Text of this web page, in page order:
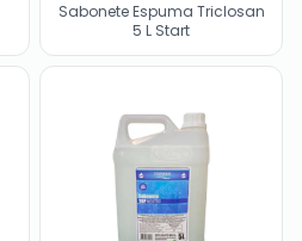
Sabonete Espuma Triclosan
5 L Start